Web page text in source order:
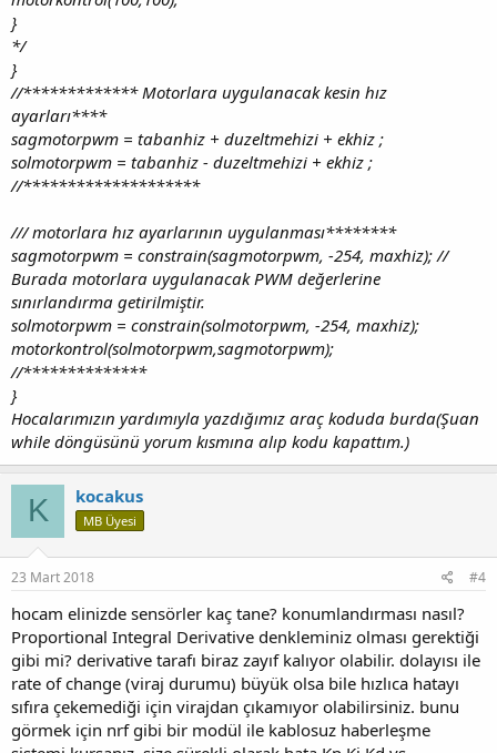
}
*/
}
//************* Motorlara uygulanacak kesin hız
ayarları****
sagmotorpwm = tabanhiz + duzeltmehizi + ekhiz ;
solmotorpwm = tabanhiz - duzeltmehizi + ekhiz ;
//********************
/// motorlara hız ayarlarının uygulanması********
sagmotorpwm = constrain(sagmotorpwm, -254, maxhiz); //
Burada motorlara uygulanacak PWM değerlerine
sınırlandırma getirilmiştir.
solmotorpwm = constrain(solmotorpwm, -254, maxhiz);
motorkontrol(solmotorpwm,sagmotorpwm);
//**************
}
Hocalarımızın yardımıyla yazdığımız araç koduda burda(Şuan
while döngüsünü yorum kısmına alıp kodu kapattım.)
K kocakus
MB Üyesi
23 Mart 2018 #4
hocam elinizde sensörler kaç tane? konumlandırması nasıl?
Proportional Integral Derivative denkleminiz olması gerektiği
gibi mi? derivative tarafı biraz zayıf kalıyor olabilir. dolayısı ile
rate of change (viraj durumu) büyük olsa bile hızlıca hatayı
sıfıra çekemediği için virajdan çıkamıyor olabilirsiniz. bunu
görmek için nrf gibi bir modül ile kablosuz haberleşme